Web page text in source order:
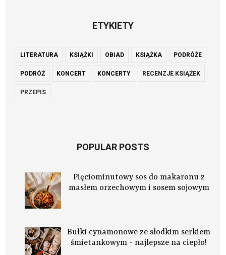
ETYKIETY
LITERATURA KSIĄŻKI OBIAD KSIĄŻKA PODRÓŻE
PODRÓŻ KONCERT KONCERTY RECENZJE KSIĄŻEK
PRZEPIS
POPULAR POSTS
Pięciominutowy sos do makaronu z
masłem orzechowym i sosem sojowym
Bułki cynamonowe ze słodkim serkiem
śmietankowym - najlepsze na ciepło!